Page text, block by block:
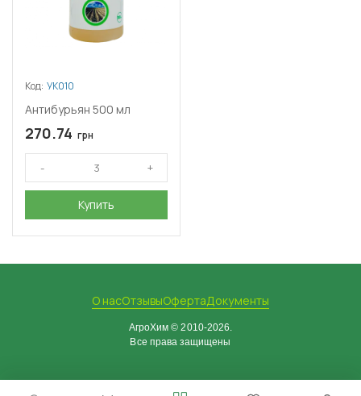
Код: УК010
Антибурьян 500 мл
270.74 грн
Купить
О насОтзывыОфертаДокументы
АгроХим © 2010-2026.
Все права защищены